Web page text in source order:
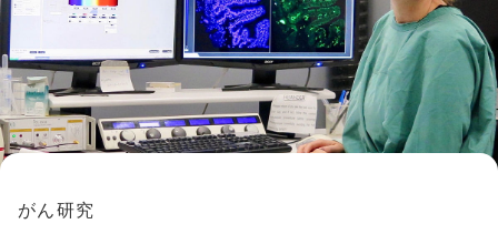
がん研究